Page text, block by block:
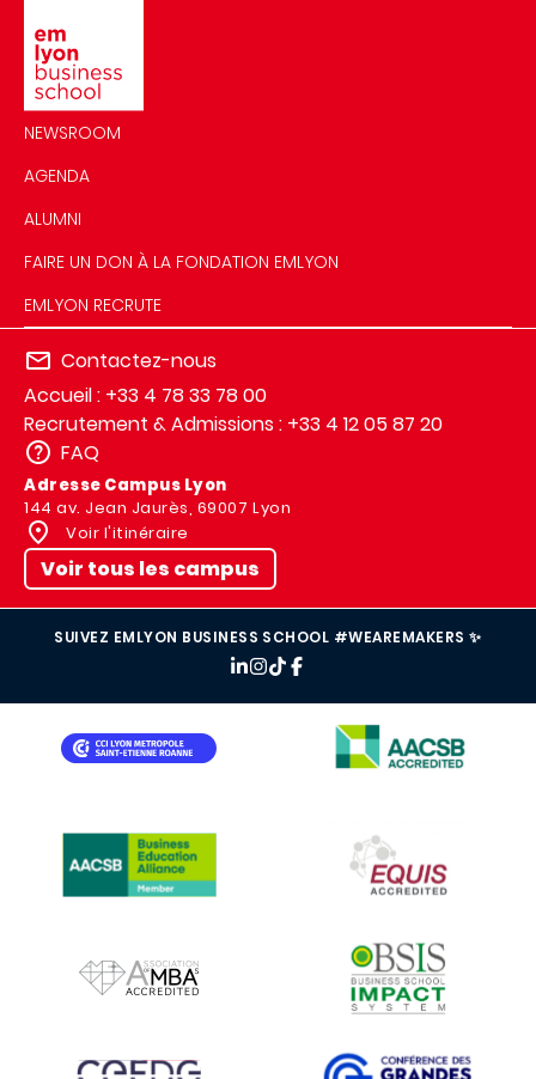
NEWSROOM
AGENDA
ALUMNI
FAIRE UN DON À LA FONDATION EMLYON
EMLYON RECRUTE
Contactez-nous
Accueil : +33 4 78 33 78 00
Recrutement & Admissions : +33 4 12 05 87 20
FAQ
Adresse Campus Lyon
144 av. Jean Jaurès, 69007 Lyon
Voir l'itinéraire
Voir tous les campus
SUIVEZ EMLYON BUSINESS SCHOOL #WEAREMAKERS ✨
IMAGE
IMAGE
IMAGE
IMAGE